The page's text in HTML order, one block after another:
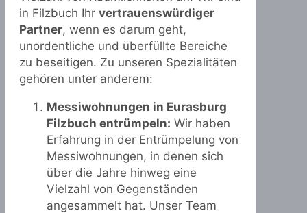
in Filzbuch Ihr vertrauenswürdiger
Partner, wenn es darum geht,
unordentliche und überfüllte Bereiche
zu beseitigen. Zu unseren Spezialitäten
gehören unter anderem:
Messiwohnungen in Eurasburg
Filzbuch entrümpeln: Wir haben
Erfahrung in der Entrümpelung von
Messiwohnungen, in denen sich
über die Jahre hinweg eine
Vielzahl von Gegenständen
angesammelt hat. Unser Team